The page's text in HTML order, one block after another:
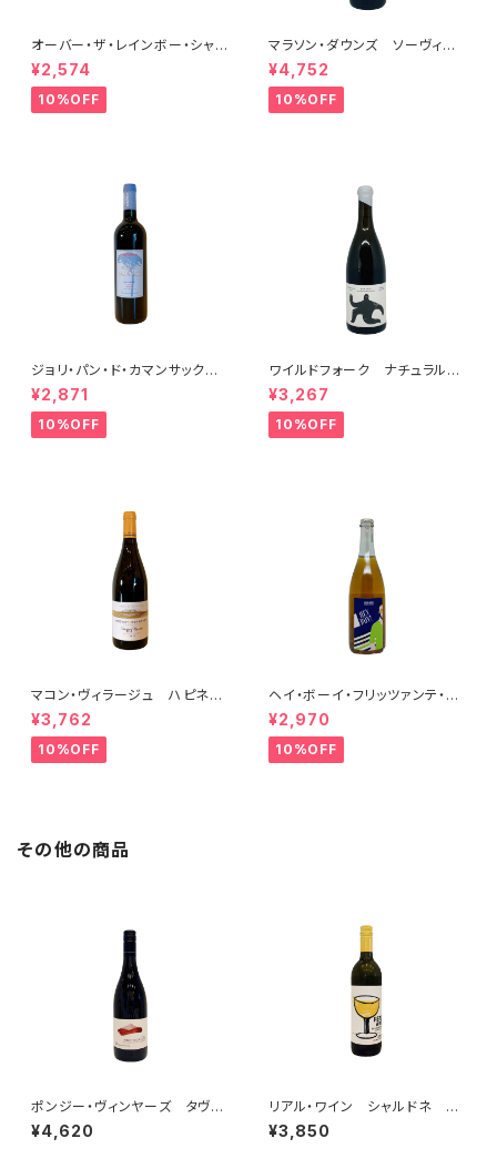
オーバー・ザ・レインボー・シャル
ドネ(午) 2025
¥2,574
10%OFF
マラソン・ダウンズ ソーヴィニ
ヨン・ブラン ペティアンナチュ
ール 2022
¥4,752
10%OFF
ジョリ・パン・ド・カマンサック 2
018
¥2,871
10%OFF
ワイルドフォーク ナチュラル
シャルドネ 2023
¥3,267
10%OFF
マコン・ヴィラージュ ハピネ
ス 2023 ブレノ・ベランジェ
¥3,762
10%OFF
ヘイ・ボーイ・フリッツァンテ・ビ
アンコ 2022 オールド・ボー
イ
¥2,970
10%OFF
その他の商品
ポンジー・ヴィンヤーズ タヴォ
ラ ピノ・ノワール ウィラメッ
ト・ヴァレー 2024
¥4,620
リアル・ワイン シャルドネ 20
22
¥3,850